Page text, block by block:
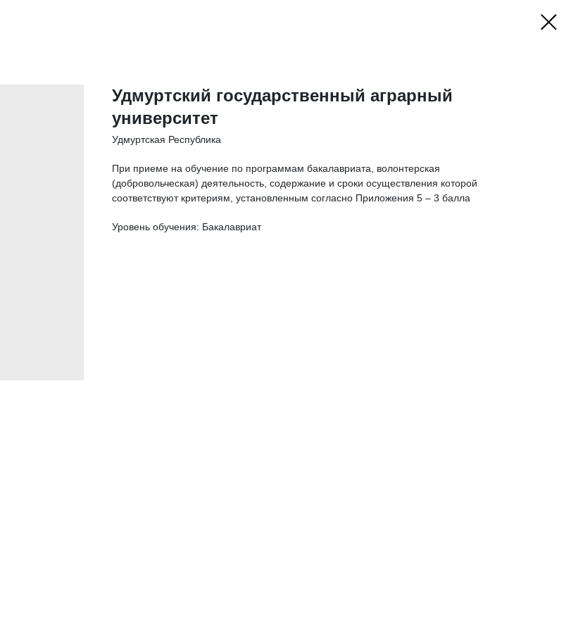
Удмуртский государственный аграрный
университет
Удмуртская Республика
При приеме на обучение по программам бакалавриата, волонтерская
(добровольческая) деятельность, содержание и сроки осуществления которой
соответствуют критериям, установленным согласно Приложения 5 – 3 балла
Уровень обучения: Бакалавриат